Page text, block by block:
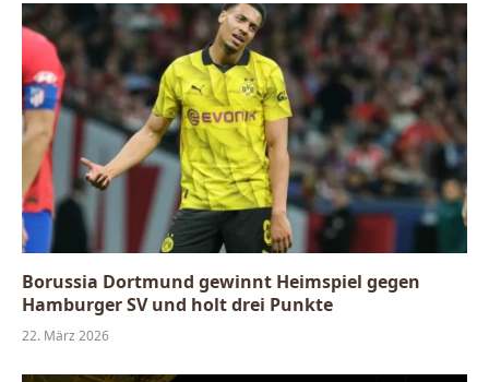
Borussia Dortmund gewinnt Heimspiel gegen
Hamburger SV und holt drei Punkte
22. März 2026